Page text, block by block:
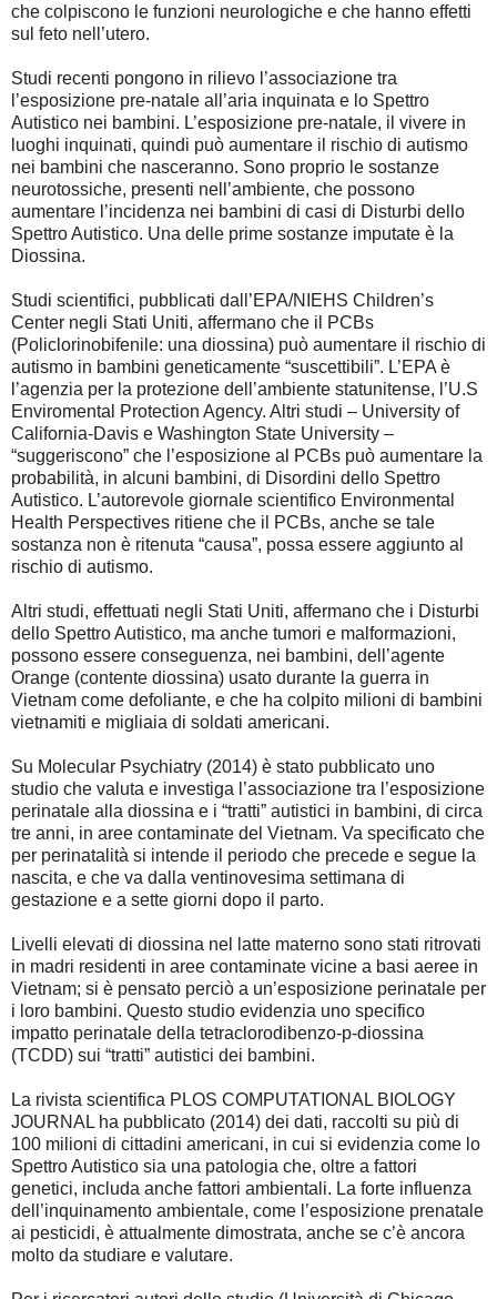
che colpiscono le funzioni neurologiche e che hanno effetti
sul feto nell’utero.
Studi recenti pongono in rilievo l’associazione tra
l’esposizione pre-natale all’aria inquinata e lo Spettro
Autistico nei bambini. L’esposizione pre-natale, il vivere in
luoghi inquinati, quindi può aumentare il rischio di autismo
nei bambini che nasceranno. Sono proprio le sostanze
neurotossiche, presenti nell’ambiente, che possono
aumentare l’incidenza nei bambini di casi di Disturbi dello
Spettro Autistico. Una delle prime sostanze imputate è la
Diossina.
Studi scientifici, pubblicati dall’EPA/NIEHS Children’s
Center negli Stati Uniti, affermano che il PCBs
(Policlorinobifenile: una diossina) può aumentare il rischio di
autismo in bambini geneticamente “suscettibili”. L’EPA è
l’agenzia per la protezione dell’ambiente statunitense, l’U.S
Enviromental Protection Agency. Altri studi – University of
California-Davis e Washington State University –
“suggeriscono” che l’esposizione al PCBs può aumentare la
probabilità, in alcuni bambini, di Disordini dello Spettro
Autistico. L’autorevole giornale scientifico Environmental
Health Perspectives ritiene che il PCBs, anche se tale
sostanza non è ritenuta “causa”, possa essere aggiunto al
rischio di autismo.
Altri studi, effettuati negli Stati Uniti, affermano che i Disturbi
dello Spettro Autistico, ma anche tumori e malformazioni,
possono essere conseguenza, nei bambini, dell’agente
Orange (contente diossina) usato durante la guerra in
Vietnam come defoliante, e che ha colpito milioni di bambini
vietnamiti e migliaia di soldati americani.
Su Molecular Psychiatry (2014) è stato pubblicato uno
studio che valuta e investiga l’associazione tra l’esposizione
perinatale alla diossina e i “tratti” autistici in bambini, di circa
tre anni, in aree contaminate del Vietnam. Va specificato che
per perinatalità si intende il periodo che precede e segue la
nascita, e che va dalla ventinovesima settimana di
gestazione e a sette giorni dopo il parto.
Livelli elevati di diossina nel latte materno sono stati ritrovati
in madri residenti in aree contaminate vicine a basi aeree in
Vietnam; si è pensato perciò a un’esposizione perinatale per
i loro bambini. Questo studio evidenzia uno specifico
impatto perinatale della tetraclorodibenzo-p-diossina
(TCDD) sui “tratti” autistici dei bambini.
La rivista scientifica PLOS COMPUTATIONAL BIOLOGY
JOURNAL ha pubblicato (2014) dei dati, raccolti su più di
100 milioni di cittadini americani, in cui si evidenzia come lo
Spettro Autistico sia una patologia che, oltre a fattori
genetici, includa anche fattori ambientali. La forte influenza
dell’inquinamento ambientale, come l’esposizione prenatale
ai pesticidi, è attualmente dimostrata, anche se c’è ancora
molto da studiare e valutare.